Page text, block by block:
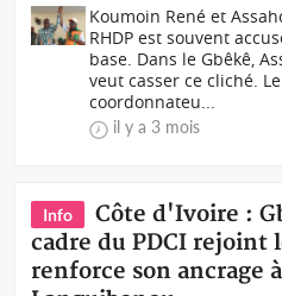
Koumoin René et
RHDP est souvent
base. Dans le Gbêkê,
veut casser ce cliché.
coordonnateu...
il y a 3 mois
Info
Côte d'Ivoire :
cadre du PDCI rejoint
renforce son ancrage